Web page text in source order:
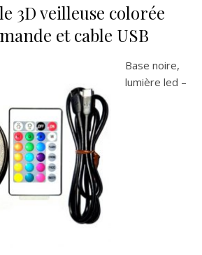
3D veilleuse colorée
et cable USB
Base noire,
lumière led –